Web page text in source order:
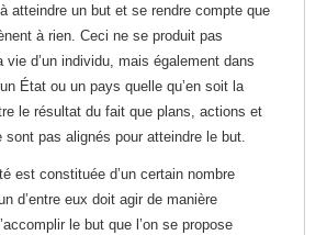
atteindre un but et se rendre compte que
à rien. Ceci ne se produit pas
vie d’un individu, mais également dans
État ou un pays quelle qu’en soit la
le résultat du fait que plans, actions et
pas alignés pour atteindre le but.
est constituée d’un certain nombre
d’entre eux doit agir de manière
le but que l’on se propose